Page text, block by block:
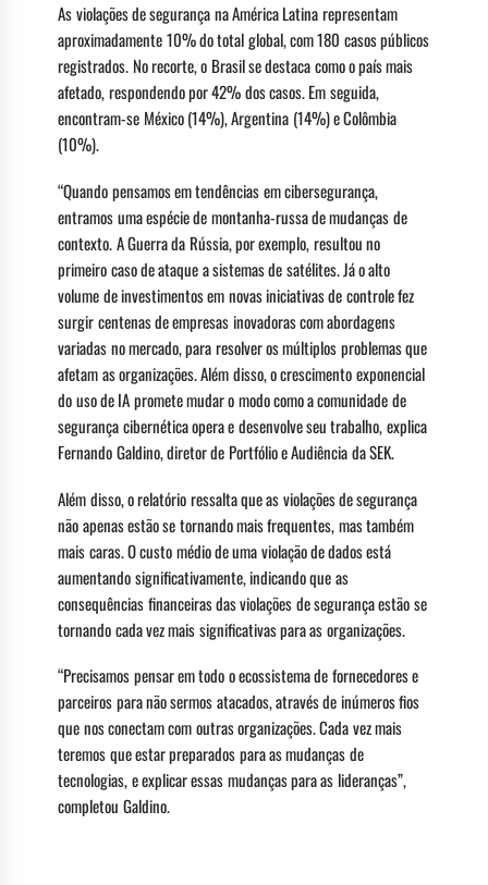
As violações de segurança na América Latina representam
aproximadamente 10% do total global, com 180 casos públicos
registrados. No recorte, o Brasil se destaca como o país mais
afetado, respondendo por 42% dos casos. Em seguida,
encontram-se México (14%), Argentina (14%) e Colômbia
(10%).
“Quando pensamos em tendências em cibersegurança,
entramos uma espécie de montanha-russa de mudanças de
contexto. A Guerra da Rússia, por exemplo, resultou no
primeiro caso de ataque a sistemas de satélites. Já o alto
volume de investimentos em novas iniciativas de controle fez
surgir centenas de empresas inovadoras com abordagens
variadas no mercado, para resolver os múltiplos problemas que
afetam as organizações. Além disso, o crescimento exponencial
do uso de IA promete mudar o modo como a comunidade de
segurança cibernética opera e desenvolve seu trabalho, explica
Fernando Galdino, diretor de Portfólio e Audiência da SEK.
Além disso, o relatório ressalta que as violações de segurança
não apenas estão se tornando mais frequentes, mas também
mais caras. O custo médio de uma violação de dados está
aumentando significativamente, indicando que as
consequências financeiras das violações de segurança estão se
tornando cada vez mais significativas para as organizações.
“Precisamos pensar em todo o ecossistema de fornecedores e
parceiros para não sermos atacados, através de inúmeros fios
que nos conectam com outras organizações. Cada vez mais
teremos que estar preparados para as mudanças de
tecnologias, e explicar essas mudanças para as lideranças”,
completou Galdino.